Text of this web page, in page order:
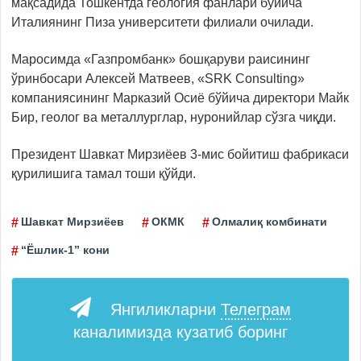
Италиянинг Пиза университети филиали очилади.
Маросимда «Газпромбанк» бошқаруви раисининг
ўринбосари Алексей Матвеев, «SRK Consulting»
компаниясининг Марказий Осиё бўйича директори Майк
Бир, геолог ва металлурглар, нуронийлар сўзга чиқди.
Президент Шавкат Мирзиёев 3-мис бойитиш фабрикаси
қурилишига тамал тоши қўйди.
Шавкат Мирзиёев ОКМК Олмалиқ комбинати
“Ёшлик-1” кони
Янгиликларни Телеграм
каналимизда кузатиб боринг